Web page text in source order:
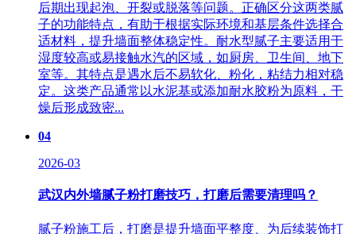
后期出现起泡、开裂或脱落等问题。正确区分这两类腻
子的功能特点，有助于根据实际环境和基层条件选择合
适材料，提升墙面整体稳定性。耐水型腻子主要适用于
湿度较高或易接触水汽的区域，如厨房、卫生间、地下
室等。其特点是遇水后不易软化、粉化，粘结力相对稳
定。这类产品通常以水泥基或添加耐水胶粉为原料，干
燥后形成致密...
04
2026-03
武汉内外墙腻子粉打磨技巧，打磨后需要清理吗？
腻子粉施工后，打磨是提升墙面平整度、为后续装饰打